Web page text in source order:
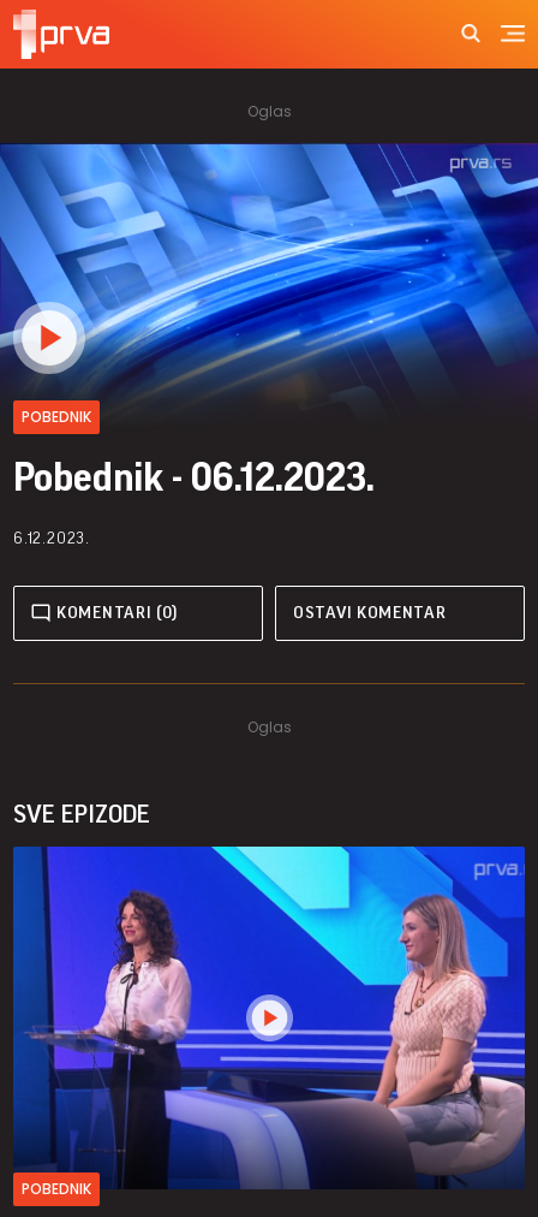
POBEDNIK
Pobednik - 06.12.2023.
6.12.2023.
KOMENTARI (0) OSTAVI KOMENTAR
SVE EPIZODE
POBEDNIK